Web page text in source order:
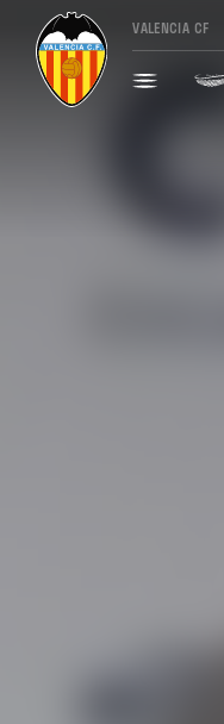
VALENCIA CF